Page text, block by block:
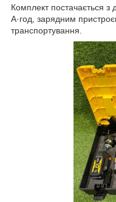
Комплект постачається
А·год, зарядним
транспортування.